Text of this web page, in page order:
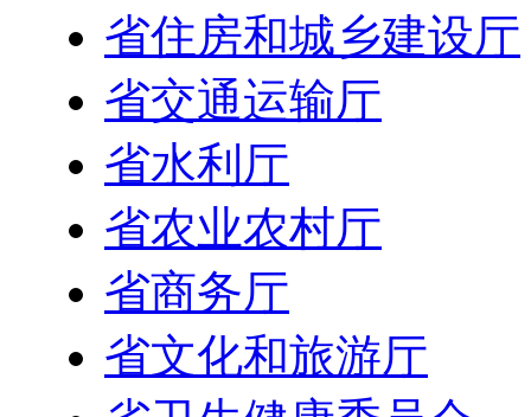
省住房和城乡建设厅
省交通运输厅
省水利厅
省农业农村厅
省商务厅
省文化和旅游厅